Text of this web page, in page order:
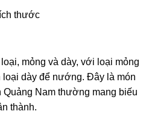
thước
mỏng và dày, với loại mỏng
loại dày để nướng. Đây là món
Nam thường mang biếu
thành.